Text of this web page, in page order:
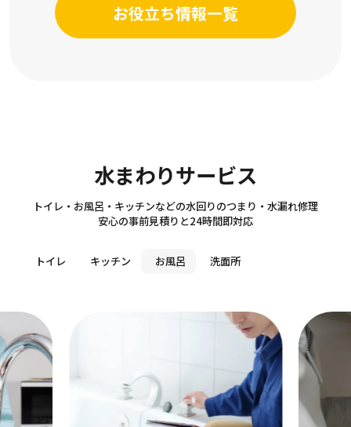
お役立ち情報一覧
水まわりサービス
Sanitary
トイレ・お風呂・キッチンなどの水回りのつまり・水漏れ修理
安心の事前見積りと24時間即対応
トイレ キッチン お風呂 洗面所